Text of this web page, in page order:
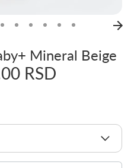
Mineral Beige
RSD